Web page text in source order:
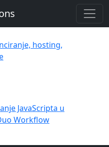
hosting,
JavaScripta u
Workflow